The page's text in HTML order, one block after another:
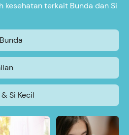
kesehatan terkait Bunda dan Si
Si Kecil